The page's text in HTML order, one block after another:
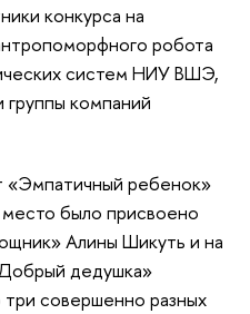
конкурса на
робота
систем НИУ ВШЭ,
компаний
«Эмпатичный ребенок»
было присвоено
Алины Шикуть и на
дедушка»
совершенно разных